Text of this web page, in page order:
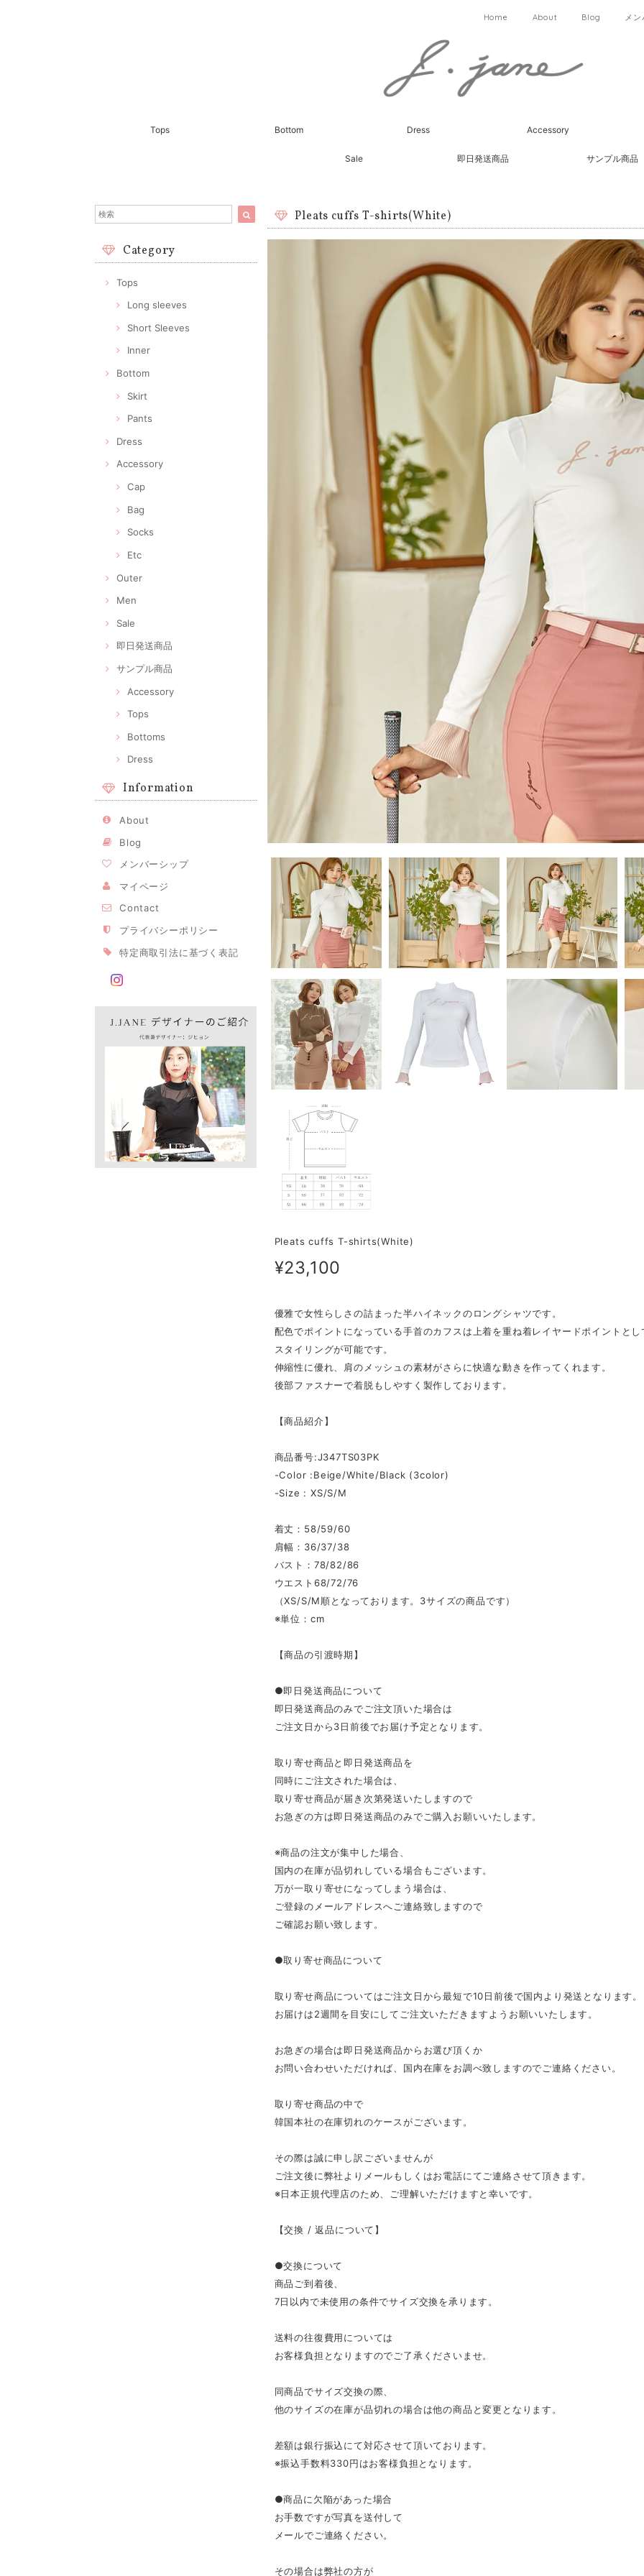
Home About Blog メ
Tops Bottom Dress Accessory
Sale 即日発送商品 サンプル商品
Category
Tops
Long sleeves
Short Sleeves
Inner
Bottom
Skirt
Pants
Dress
Accessory
Cap
Bag
Socks
Etc
Outer
Men
Sale
即日発送商品
サンプル商品
Accessory
Tops
Bottoms
Dress
Information
About
Blog
メンバーシップ
マイページ
Contact
プライバシーポリシー
特定商取引法に基づく表記
Pleats cuffs T-shirts(White)
Pleats cuffs T-shirts(White)
¥23,100
優雅で女性らしさの詰まった半ハイネックのロングシャツです。
配色でポイントになっている手首のカフスは上着を重ね着レイヤードポイントとし
スタイリングが可能です。
伸縮性に優れ、肩のメッシュの素材がさらに快適な動きを作ってくれます。
後部ファスナーで着脱もしやすく製作しております。
【商品紹介】
商品番号:J347TS03PK
-Color :Beige/White/Black (3color)
-Size : XS/S/M
着丈：58/59/60
肩幅：36/37/38
バスト：78/82/86
ウエスト68/72/76
（XS/S/M順となっております。3サイズの商品です）
※単位：cm
【商品の引渡時期】
●即日発送商品について
即日発送商品のみでご注文頂いた場合は
ご注文日から3日前後でお届け予定となります。
取り寄せ商品と即日発送商品を
同時にご注文された場合は、
取り寄せ商品が届き次第発送いたしますので
お急ぎの方は即日発送商品のみでご購入お願いいたします。
※商品の注文が集中した場合、
国内の在庫が品切れしている場合もございます。
万が一取り寄せになってしまう場合は、
ご登録のメールアドレスへご連絡致しますので
ご確認お願い致します。
●取り寄せ商品について
取り寄せ商品についてはご注文日から最短で10日前後で国内より発送となります。
お届けは2週間を目安にしてご注文いただきますようお願いいたします。
お急ぎの場合は即日発送商品からお選び頂くか
お問い合わせいただければ、国内在庫をお調べ致しますのでご連絡ください。
取り寄せ商品の中で
韓国本社の在庫切れのケースがございます。
その際は誠に申し訳ございませんが
ご注文後に弊社よりメールもしくはお電話にてご連絡させて頂きます。
※日本正規代理店のため、ご理解いただけますと幸いです。
【交換 / 返品について】
●交換について
商品ご到着後、
7日以内で未使用の条件でサイズ交換を承ります。
送料の往復費用については
お客様負担となりますのでご了承くださいませ。
同商品でサイズ交換の際、
他のサイズの在庫が品切れの場合は他の商品と変更となります。
差額は銀行振込にて対応させて頂いております。
※振込手数料330円はお客様負担となります。
●商品に欠陥があった場合
お手数ですが写真を送付して
メールでご連絡ください。
その場合は弊社の方が